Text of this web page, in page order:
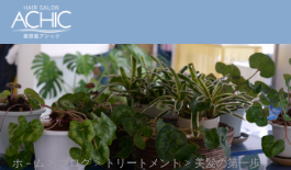
ホ－ム ブログ>トリートメント>美髪の第一歩